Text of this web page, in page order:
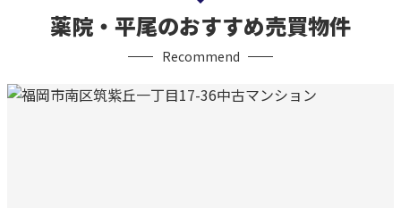
薬院・平尾のおすすめ売買物件
Recommend